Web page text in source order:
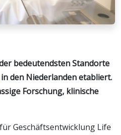
bedeutendsten Standorte
in den Niederlanden etabliert.
Forschung, klinische
Geschäftsentwicklung Life